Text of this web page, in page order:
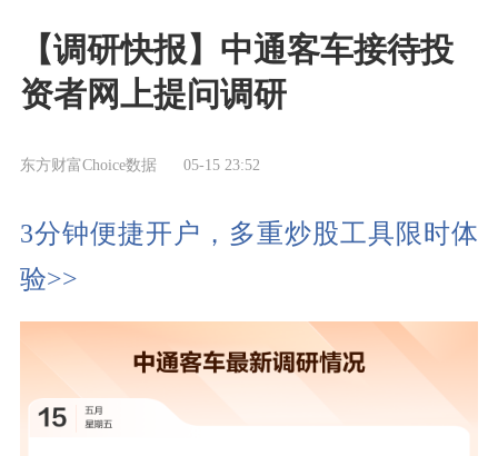
【调研快报】中通客车接待投
资者网上提问调研
东方财富Choice数据 05-15 23:52
3分钟便捷开户，多重炒股工具限时体
验>>